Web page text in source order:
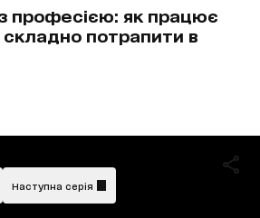
професією: як працює
складно потрапити в
Наступна серія